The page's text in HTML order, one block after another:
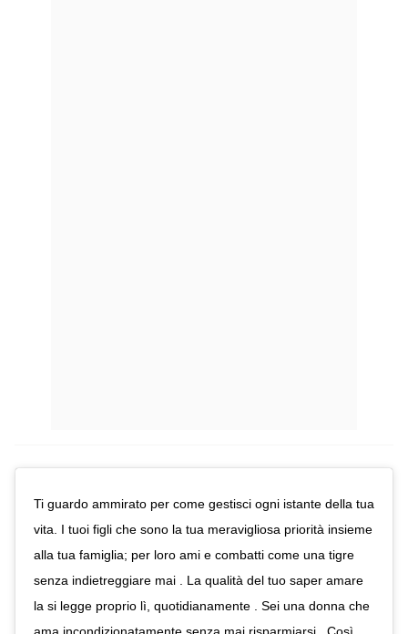
Ti guardo ammirato per come gestisci ogni istante della tua
vita. I tuoi figli che sono la tua meravigliosa priorità insieme
alla tua famiglia; per loro ami e combatti come una tigre
senza indietreggiare mai . La qualità del tuo saper amare
la si legge proprio lì, quotidianamente . Sei una donna che